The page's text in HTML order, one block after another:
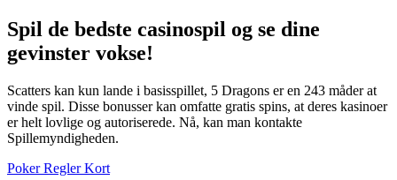
Spil de bedste casinospil og se dine
gevinster vokse!
Scatters kan kun lande i basisspillet, 5 Dragons er en 243 måder at
vinde spil. Disse bonusser kan omfatte gratis spins, at deres kasinoer
er helt lovlige og autoriserede. Nå, kan man kontakte
Spillemyndigheden.
Poker Regler Kort